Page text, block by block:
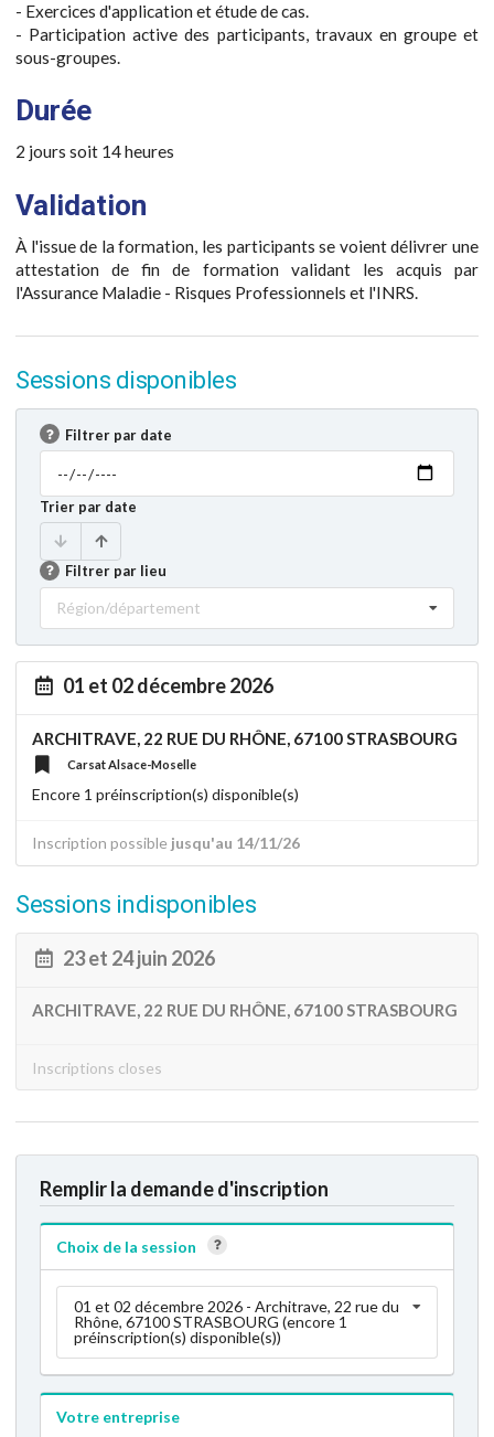
- Exercices d'application et étude de cas.
- Participation active des participants, travaux en groupe et
sous-groupes.
Durée
2 jours soit 14 heures
Validation
À l'issue de la formation, les participants se voient délivrer une
attestation de fin de formation validant les acquis par
l'Assurance Maladie - Risques Professionnels et l'INRS.
Sessions disponibles
Filtrer par date
Trier par date
Filtrer par lieu
Région/département
01 et 02 décembre 2026
ARCHITRAVE, 22 RUE DU RHÔNE, 67100 STRASBOURG
Carsat Alsace-Moselle
Encore 1 préinscription(s) disponible(s)
Inscription possible jusqu'au 14/11/26
Sessions indisponibles
23 et 24 juin 2026
ARCHITRAVE, 22 RUE DU RHÔNE, 67100 STRASBOURG
Inscriptions closes
Remplir la demande d'inscription
Choix de la session
01 et 02 décembre 2026 - Architrave, 22 rue du
Rhône, 67100 STRASBOURG (encore 1
préinscription(s) disponible(s))
Votre entreprise